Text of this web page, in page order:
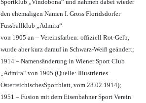
Sportklub „Vindobona“ und nahmen dabei wieder
den ehemaligen Namen I. Gross Floridsdorfer
Fussballklub „Admira“
von 1905 an – Vereinsfarben: offiziell Rot-Gelb,
wurde aber kurz darauf in Schwarz-Weiß geändert;
1914 – Namensänderung in Wiener Sport Club
„Admira“ von 1905 (Quelle: Illustriertes
ÖsterreichischesSportblatt, vom 28.02.1914);
1951 – Fusion mit dem Eisenbahner Sport Verein